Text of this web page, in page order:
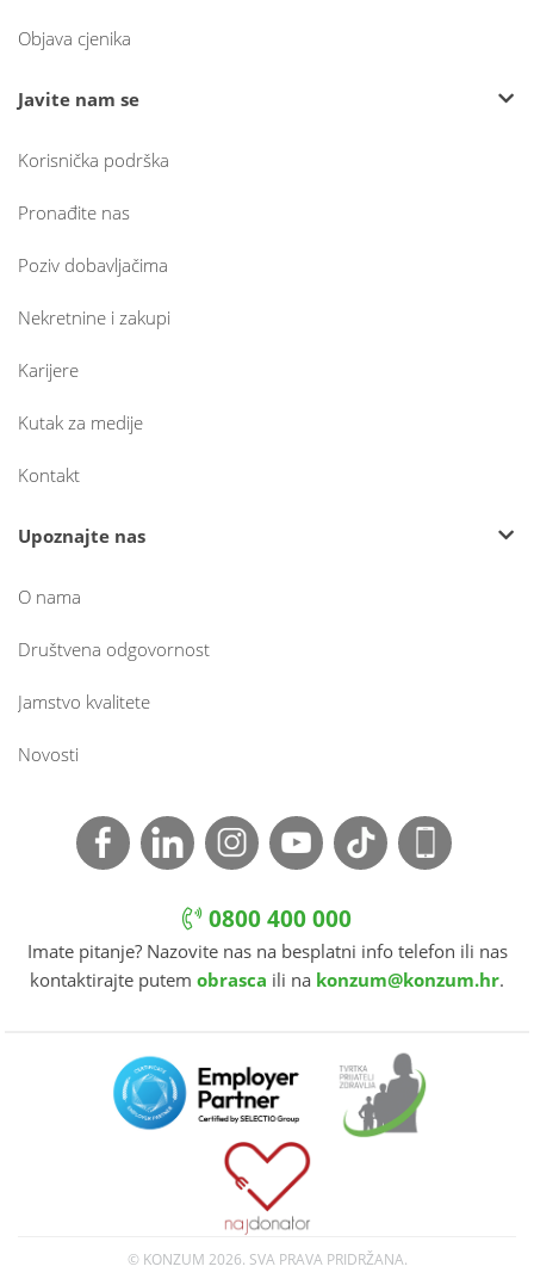
Objava cjenika
Javite nam se
Korisnička podrška
Pronađite nas
Poziv dobavljačima
Nekretnine i zakupi
Karijere
Kutak za medije
Kontakt
Upoznajte nas
O nama
Društvena odgovornost
Jamstvo kvalitete
Novosti
0800 400 000
Imate pitanje? Nazovite nas na besplatni info telefon ili nas
kontaktirajte putem obrasca ili na konzum@konzum.hr.
© KONZUM 2026. SVA PRAVA PRIDRŽANA.